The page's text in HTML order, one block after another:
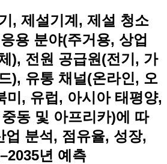
, 제설기계, 제설 청소
용 분야(주거용, 상업
), 전원 공급원(전기, 가
), 유통 채널(온라인, 오
미, 유럽, 아시아 태평양,
동 및 아프리카)에 따
업 분석, 점유율, 성장,
년 예측